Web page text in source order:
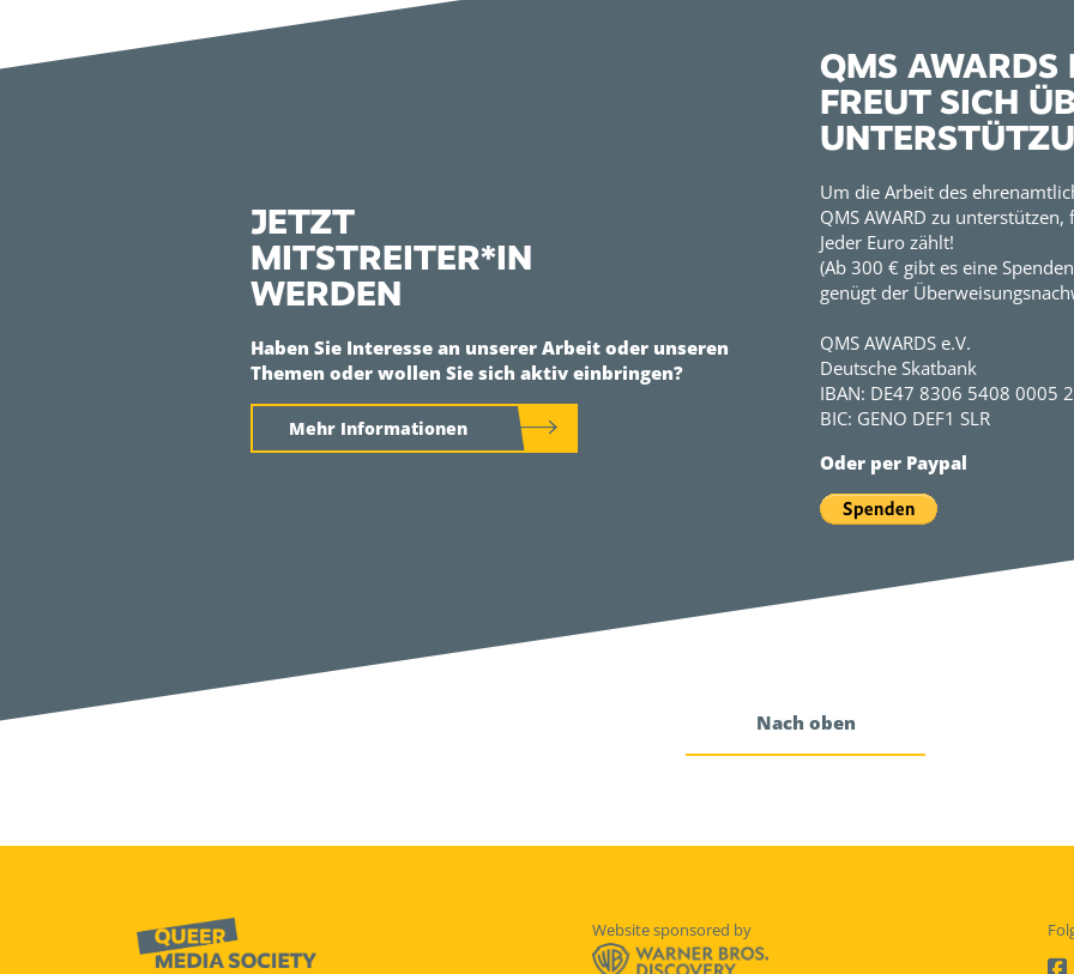
QMS AWARDS
FREUT SICH
JETZT
MITSTREITER*IN
WERDEN
Haben Sie Interesse an unserer Arbeit oder unseren
Themen oder wollen Sie sich aktiv einbringen?
Mehr Informationen
Um die Arbeit des
QMS AWARD zu
Jeder Euro zählt!
(Ab 300 € gibt es eine
genügt der
QMS AWARDS e.V.
Deutsche Skatbank
IBAN: DE47 8306 5408 0005
BIC: GENO DEF1 SLR
Oder per Paypal
Nach oben
Website sponsored by